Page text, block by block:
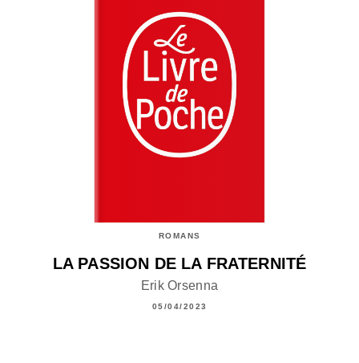
ROMANS
LA PASSION DE LA FRATERNITÉ
Erik Orsenna
05/04/2023